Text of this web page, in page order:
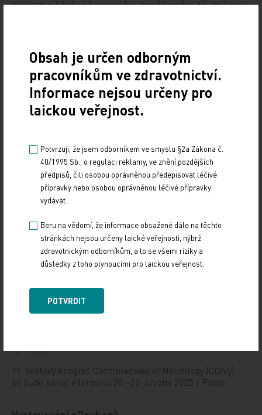
celkem už byly v tuzemsku použity přes tři miliony
ČTK
Zdroj: ČTK
Z REGIONŮ
Doporučené
19. světový kongres Controversies in Neurology
10. 3. 2025
19. světový kongres Controversies in Neurology (CONy)
se bude konat v termínu 20.–22. března 2025 v Praze.
Obsah je určen odborným
pracovníkům ve zdravotnictví.
Informace nejsou určeny pro
laickou veřejnost.
Potvrzuji, že jsem odborníkem ve smyslu §2a Zákona č.
40/1995 Sb., o regulaci reklamy, ve znění pozdějších
předpisů, čili osobou oprávněnou předepisovat léčivé
přípravky nebo osobou oprávněnou léčivé přípravky
vydávat.
Beru na vědomí, že informace obsažené dále na těchto
stránkách nejsou určeny laické veřejnosti, nýbrž
zdravotnickým odborníkům, a to se všemi riziky a
důsledky z toho plynoucími pro laickou veřejnost.
POTVRDIT